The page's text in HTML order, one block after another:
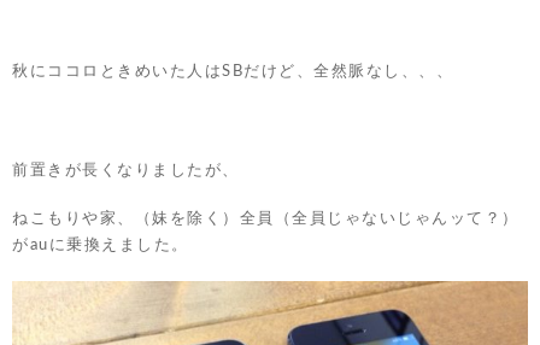
秋にココロときめいた人はSBだけど、全然脈なし、、、
前置きが長くなりましたが、
ねこもりや家、（妹を除く）全員（全員じゃないじゃんッて？）
がauに乗換えました。